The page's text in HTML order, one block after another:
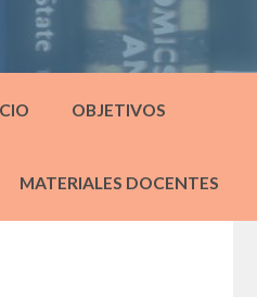
OBJETIVOS
MATERIALES DOCENTES